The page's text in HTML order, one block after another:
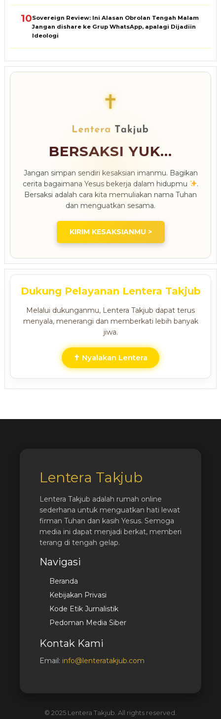
10Sovereign Review: Ini Alasan Obrolan Tengah Malam
Jangan dishare ke Grup WhatsApp, apalagi Dijadiin
Ideologi
✝
BERSAKSI YUK...
Jangan simpan sendiri kesaksian imanmu. Bagikan
cerita bagaimana Yesus bekerja dalam hidupmu
.
Bersaksi adalah cara kita memuliakan nama Tuhan
dan menguatkan sesama.
KIRIM KESAKSIANMU >
Dukung Pelayanan Lentera Takjub
Melalui dukunganmu, Lentera Takjub dapat terus
menyala, menerangi dan memberkati lebih banyak
jiwa.
✝ Nyalakan Lentera
Lentera Takjub
Lentera Takjub adalah rumah online
sederhana untuk menguatkan hati lewat
firman Tuhan dan kasih Yesus. Semoga
media ini dapat menjadi berkat, memberi
terang di tengah gelap.
Navigasi
Beranda
Kebijakan Privasi
Kode Etik Jurnalistik
Pedoman Media Siber
Kontak Kami
Email: info@lenteratakjub.com
© 2025 Lentera Takjub. All rights reserved.